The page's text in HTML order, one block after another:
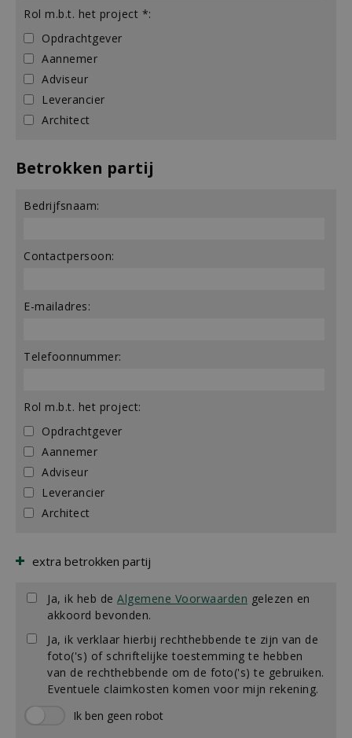
Rol m.b.t. het project *:
Opdrachtgever
Aannemer
Adviseur
Leverancier
Architect
Betrokken partij
Bedrijfsnaam:
Contactpersoon:
E-mailadres:
Telefoonnummer:
Rol m.b.t. het project:
Opdrachtgever
Aannemer
Adviseur
Leverancier
Architect
extra betrokken partij
Ja, ik heb de Algemene Voorwaarden gelezen en
akkoord bevonden.
Ja, ik verklaar hierbij rechthebbende te zijn van de
foto('s) of schriftelijke toestemming te hebben
van de rechthebbende om de foto('s) te gebruiken.
Eventuele claimkosten komen voor mijn rekening.